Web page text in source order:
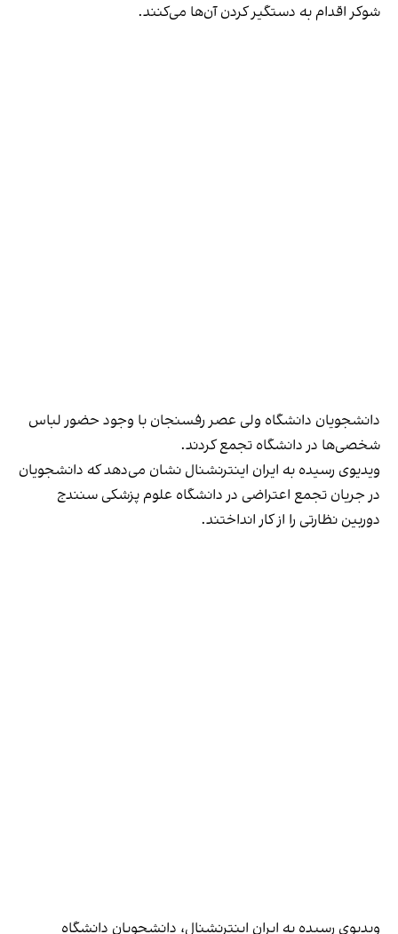
شوکر اقدام به دستگیر کردن آن‌ها می‌کنند.
دانشجویان دانشگاه ولی عصر رفسنجان با وجود حضور لباس
شخصی‌ها در دانشگاه تجمع کردند.
ویدیوی رسیده به ایران اینترنشنال نشان می‌دهد که دانشجویان
در جریان تجمع اعتراضی در دانشگاه علوم پزشکی سنندج
دوربین نظارتی را از کار انداختند.
ویدیوی رسیده به ایران اینترنشنال، دانشجویان دانشگاه